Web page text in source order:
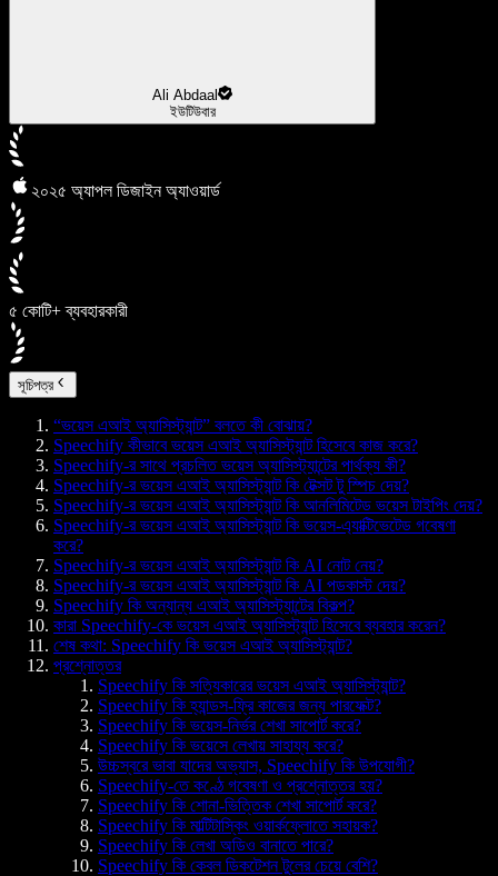
Ali Abdaal
ইউটিউবার
২০২৫ অ্যাপল ডিজাইন অ্যাওয়ার্ড
৫ কোটি+ ব্যবহারকারী
সূচিপত্র
“ভয়েস এআই অ্যাসিস্ট্যান্ট” বলতে কী বোঝায়?
Speechify কীভাবে ভয়েস এআই অ্যাসিস্ট্যান্ট হিসেবে কাজ করে?
Speechify-র সাথে প্রচলিত ভয়েস অ্যাসিস্ট্যান্টের পার্থক্য কী?
Speechify-র ভয়েস এআই অ্যাসিস্ট্যান্ট কি টেক্সট টু স্পিচ দেয়?
Speechify-র ভয়েস এআই অ্যাসিস্ট্যান্ট কি আনলিমিটেড ভয়েস টাইপিং দেয়?
Speechify-র ভয়েস এআই অ্যাসিস্ট্যান্ট কি ভয়েস-এ্যাক্টিভেটেড গবেষণা
করে?
Speechify-র ভয়েস এআই অ্যাসিস্ট্যান্ট কি AI নোট নেয়?
Speechify-র ভয়েস এআই অ্যাসিস্ট্যান্ট কি AI পডকাস্ট দেয়?
Speechify কি অন্যান্য এআই অ্যাসিস্ট্যান্টের বিকল্প?
কারা Speechify-কে ভয়েস এআই অ্যাসিস্ট্যান্ট হিসেবে ব্যবহার করেন?
শেষ কথা: Speechify কি ভয়েস এআই অ্যাসিস্ট্যান্ট?
প্রশ্নোত্তর
Speechify কি সত্যিকারের ভয়েস এআই অ্যাসিস্ট্যান্ট?
Speechify কি হ্যান্ডস-ফ্রি কাজের জন্য পারফেক্ট?
Speechify কি ভয়েস-নির্ভর শেখা সাপোর্ট করে?
Speechify কি ভয়েসে লেখায় সাহায্য করে?
উচ্চস্বরে ভাবা যাদের অভ্যাস, Speechify কি উপযোগী?
Speechify-তে কণ্ঠে গবেষণা ও প্রশ্নোত্তর হয়?
Speechify কি শোনা-ভিত্তিক শেখা সাপোর্ট করে?
Speechify কি মাল্টিটাস্কিং ওয়ার্কফ্লোতে সহায়ক?
Speechify কি লেখা অডিও বানাতে পারে?
Speechify কি কেবল ডিকটেশন টুলের চেয়ে বেশি?